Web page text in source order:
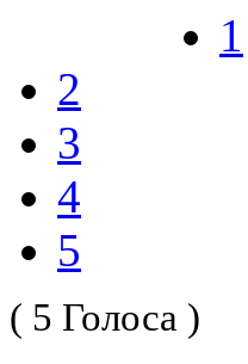
1
2
3
4
5
( 5 Голоса )